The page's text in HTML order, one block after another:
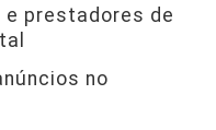
prestadores de
no